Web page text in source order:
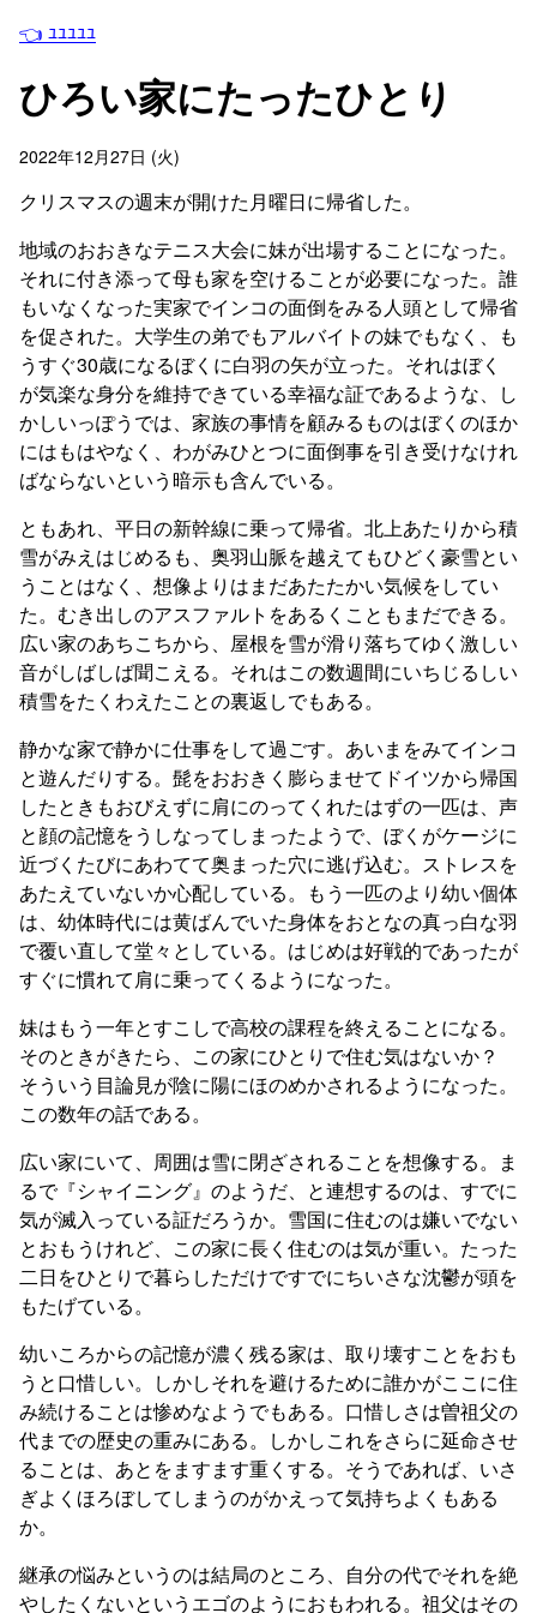
👈 ﾕﾕﾕﾕﾕ
ひろい家にたったひとり
2022年12月27日 (火)
クリスマスの週末が開けた月曜日に帰省した。
地域のおおきなテニス大会に妹が出場することになった。
それに付き添って母も家を空けることが必要になった。誰
もいなくなった実家でインコの面倒をみる人頭として帰省
を促された。大学生の弟でもアルバイトの妹でもなく、も
うすぐ30歳になるぼくに白羽の矢が立った。それはぼく
が気楽な身分を維持できている幸福な証であるような、し
かしいっぽうでは、家族の事情を顧みるものはぼくのほか
にはもはやなく、わがみひとつに面倒事を引き受けなけれ
ばならないという暗示も含んでいる。
ともあれ、平日の新幹線に乗って帰省。北上あたりから積
雪がみえはじめるも、奥羽山脈を越えてもひどく豪雪とい
うことはなく、想像よりはまだあたたかい気候をしてい
た。むき出しのアスファルトをあるくこともまだできる。
広い家のあちこちから、屋根を雪が滑り落ちてゆく激しい
音がしばしば聞こえる。それはこの数週間にいちじるしい
積雪をたくわえたことの裏返しでもある。
静かな家で静かに仕事をして過ごす。あいまをみてインコ
と遊んだりする。髭をおおきく膨らませてドイツから帰国
したときもおびえずに肩にのってくれたはずの一匹は、声
と顔の記憶をうしなってしまったようで、ぼくがケージに
近づくたびにあわてて奥まった穴に逃げ込む。ストレスを
あたえていないか心配している。もう一匹のより幼い個体
は、幼体時代には黄ばんでいた身体をおとなの真っ白な羽
で覆い直して堂々としている。はじめは好戦的であったが
すぐに慣れて肩に乗ってくるようになった。
妹はもう一年とすこしで高校の課程を終えることになる。
そのときがきたら、この家にひとりで住む気はないか？
そういう目論見が陰に陽にほのめかされるようになった。
この数年の話である。
広い家にいて、周囲は雪に閉ざされることを想像する。ま
るで『シャイニング』のようだ、と連想するのは、すでに
気が滅入っている証だろうか。雪国に住むのは嫌いでない
とおもうけれど、この家に長く住むのは気が重い。たった
二日をひとりで暮らしただけですでにちいさな沈鬱が頭を
もたげている。
幼いころからの記憶が濃く残る家は、取り壊すことをおも
うと口惜しい。しかしそれを避けるために誰かがここに住
み続けることは惨めなようでもある。口惜しさは曽祖父の
代までの歴史の重みにある。しかしこれをさらに延命させ
ることは、あとをますます重くする。そうであれば、いさ
ぎよくほろぼしてしまうのがかえって気持ちよくもある
か。
継承の悩みというのは結局のところ、自分の代でそれを絶
やしたくないというエゴのようにおもわれる。祖父はその